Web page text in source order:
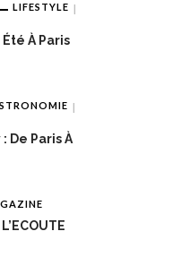
LIFESTYLE
À Paris
De Paris À